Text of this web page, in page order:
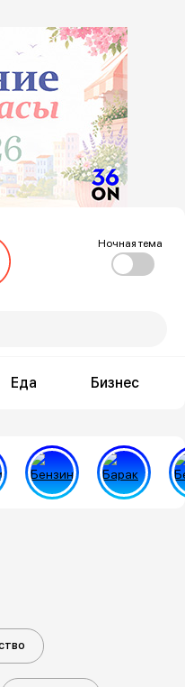
Ночная тема
Еда Бизнес